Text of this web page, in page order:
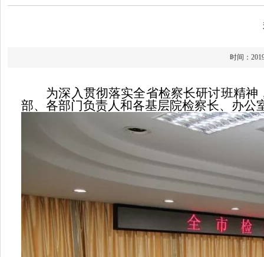
时间：
为深入贯彻落实全省检察长研讨班精神
部、各部门负责人和各基层院检察长、办公